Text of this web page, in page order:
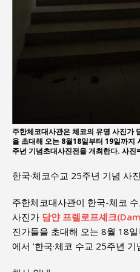
주한체코대사관은 체코의 유명 사진가
을 초대해 오는 8월18일부터 19일까지
주년 기념초대사진전을 개최한다. 사진
한국·체코수교 25주년 기념 사
주한체코대사관이 한국-체코
사진가 담얀 프렐로프셰크
진가들을 초대해 오는 8월 18
에서 ‘한국·체코 수교 25주년